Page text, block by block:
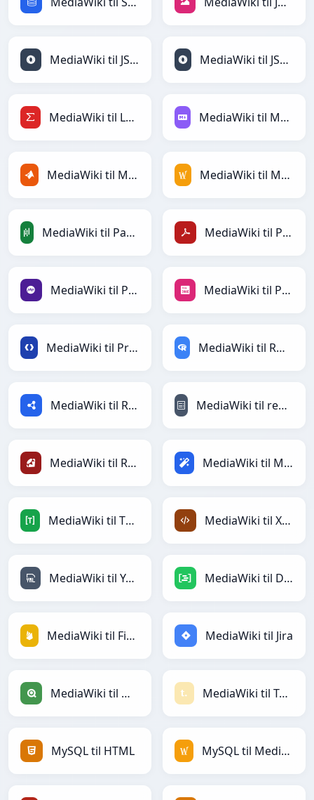
MediaWiki til JSON MediaWiki til JSONLines
MediaWiki til LaTeX MediaWiki til Markdown
MediaWiki til MATLAB MediaWiki til MediaWiki
MediaWiki til PandasDataFrame MediaWiki til PDF
MediaWiki til PHP MediaWiki til PNG
MediaWiki til Protobuf MediaWiki til RDataFrame
MediaWiki til RDF MediaWiki til reStructuredText
MediaWiki til Ruby MediaWiki til Magic
MediaWiki til TOML MediaWiki til XML
MediaWiki til YAML MediaWiki til DAX
MediaWiki til Firebase MediaWiki til Jira
MediaWiki til Qlik MediaWiki til Textile
MySQL til HTML MySQL til MediaWiki